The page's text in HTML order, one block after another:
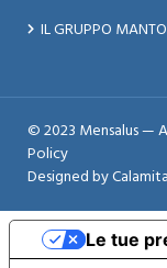
IL GRUPPO
© 2023 Mensalus —
Policy
Designed byCalamita
Le tue